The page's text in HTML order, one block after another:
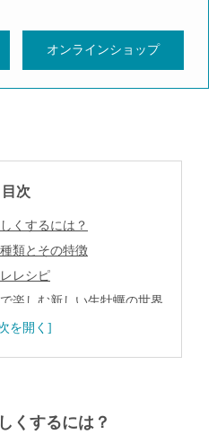
オンラインショップ
目次
くするには？
類とその特徴
レシピ
楽しむ新しい生牡蠣の世界
くするには？